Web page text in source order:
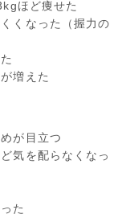
ほど痩せた
くなった（握力の
増えた
が目立つ
気を配らなくなっ
た